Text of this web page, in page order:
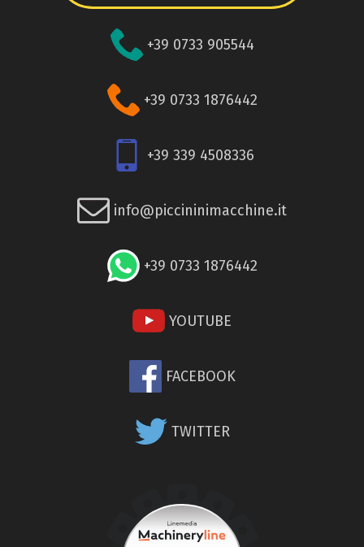
+39 0733 905544
+39 0733 1876442
+39 339 4508336
info@piccininimacchine.it
+39 0733 1876442
YOUTUBE
FACEBOOK
TWITTER